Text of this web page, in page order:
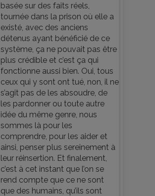
basée sur des faits réels,
tournée dans la prison où elle a
existé, avec des anciens
détenus ayant bénéficié de ce
système, ça ne pouvait pas être
plus crédible et c’est ça qui
fonctionne aussi bien. Oui, tous
ceux qui y sont ont tué, non, il ne
s’agit pas de les absoudre, de
les pardonner ou toute autre
idée du même genre, nous
sommes là pour les
comprendre, pour les aider et
ainsi, penser plus sereinement à
leur réinsertion. Et finalement,
c’est à cet instant que l’on se
rend compte que ce ne sont
que des humains, qu’ils sont